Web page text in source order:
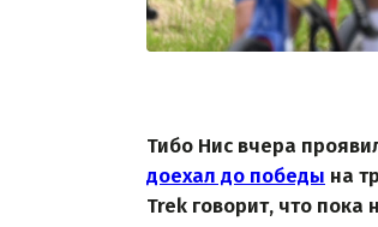
Тибо Нис вчера
доехал до победы на
Trek говорит, что пока